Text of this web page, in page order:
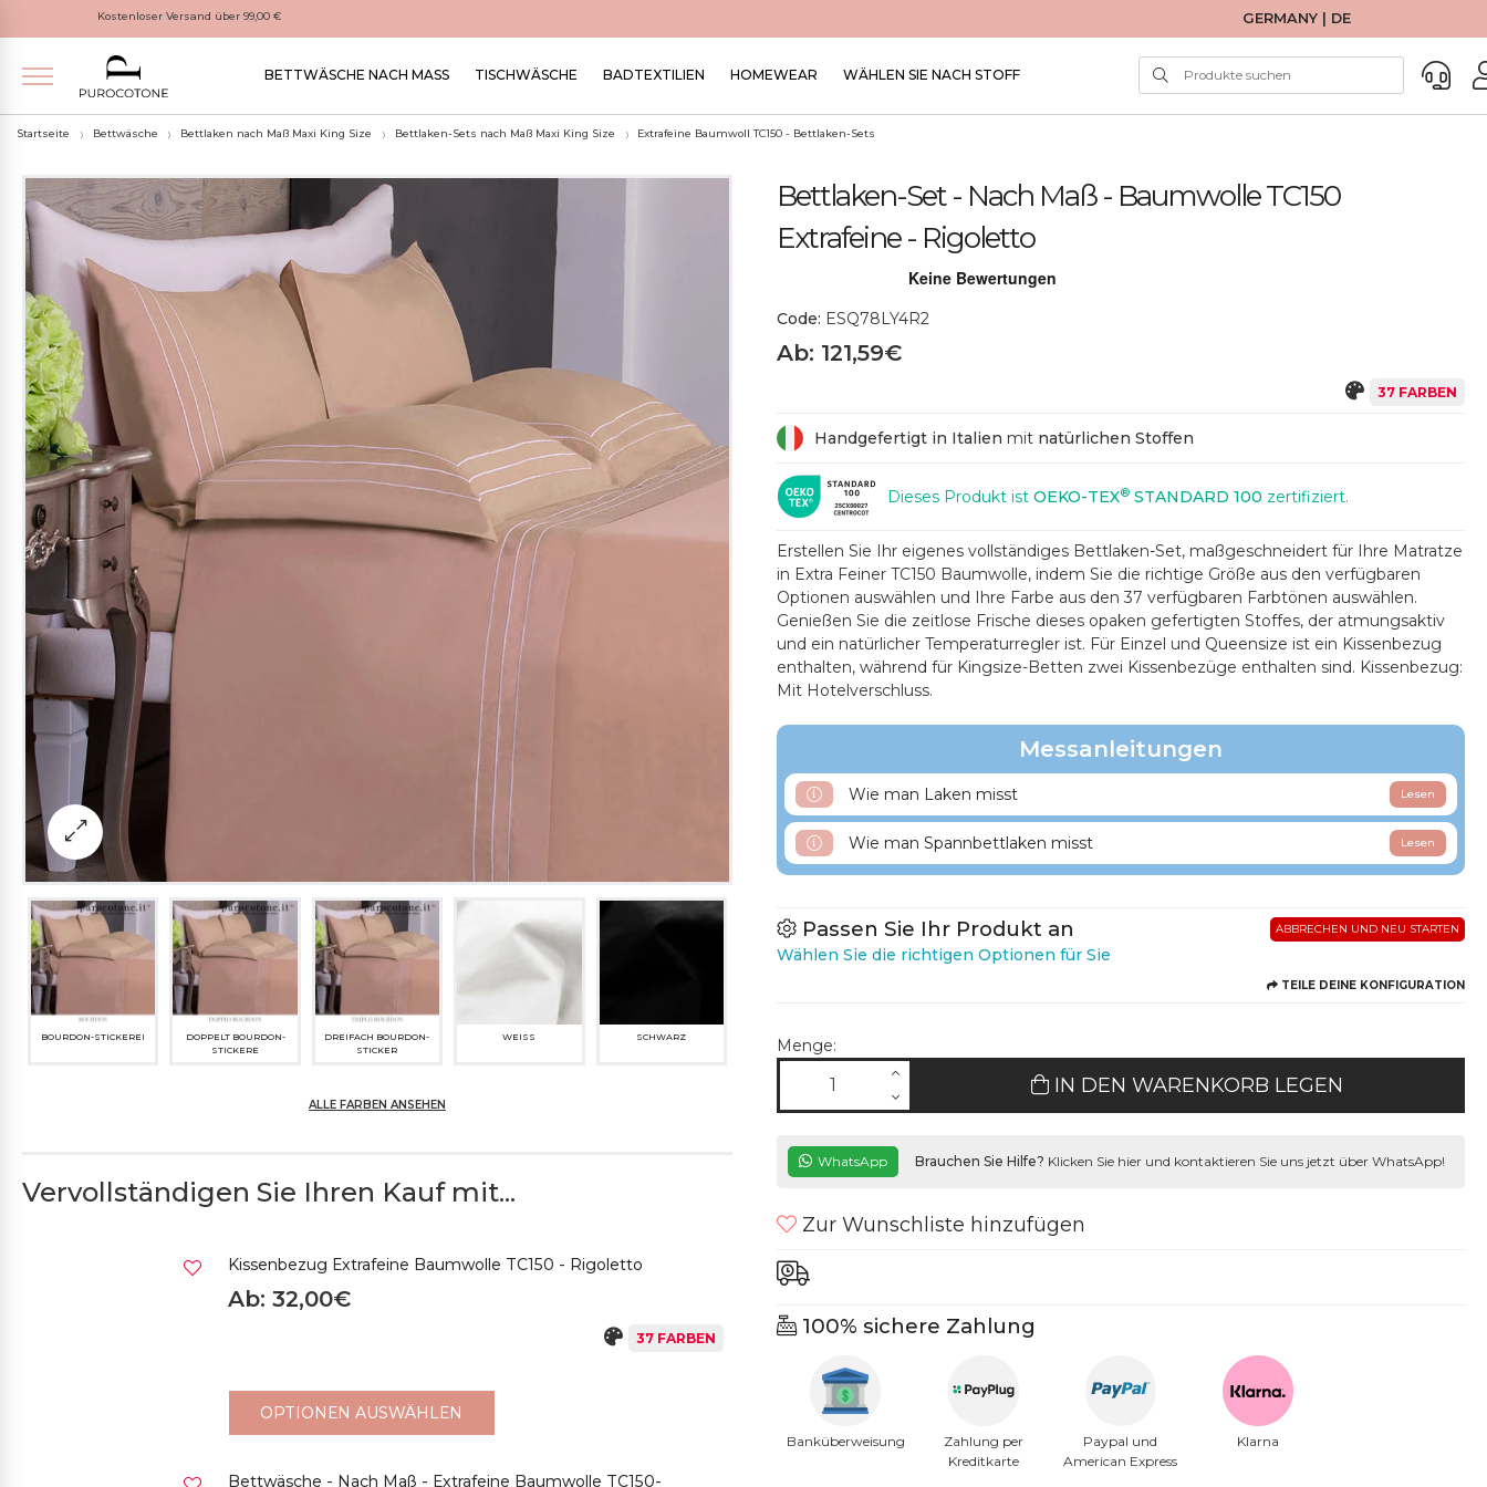
Kostenloser Versand über 99,00 € GERMANY | DE
BETTWÄSCHE NACH MASS TISCHWÄSCHE BADTEXTILIEN HOMEWEAR WÄHLEN SIE NACH STOFF
Startseite Bettwäsche Bettlaken nach Maß Maxi King Size Bettlaken-Sets nach Maß Maxi King Size Extrafeine Baumwoll TC150 - Bettlaken-Sets
BOURDON-STICKEREI
DOPPELT BOURDON-
STICKERE
DREIFACH BOURDON-
STICKER
WEISS SCHWARZ
ALLE FARBEN ANSEHEN
Vervollständigen Sie Ihren Kauf mit...
Kissenbezug Extrafeine Baumwolle TC150 - Rigoletto
Ab: 32,00€
37 FARBEN
OPTIONEN AUSWÄHLEN
Bettwäsche - Nach Maß - Extrafeine Baumwolle TC150-
Bettlaken-Set - Nach Maß - Baumwolle TC150
Extrafeine - Rigoletto
Code: ESQ78LY4R2
Ab: 121,59€
37 FARBEN
Handgefertigt in Italien mit natürlichen Stoffen
Dieses Produkt ist OEKO-TEX® STANDARD 100 zertifiziert.
Erstellen Sie Ihr eigenes vollständiges Bettlaken-Set, maßgeschneidert für Ihre Matratze
in Extra Feiner TC150 Baumwolle, indem Sie die richtige Größe aus den verfügbaren
Optionen auswählen und Ihre Farbe aus den 37 verfügbaren Farbtönen auswählen.
Genießen Sie die zeitlose Frische dieses opaken gefertigten Stoffes, der atmungsaktiv
und ein natürlicher Temperaturregler ist. Für Einzel und Queensize ist ein Kissenbezug
enthalten, während für Kingsize-Betten zwei Kissenbezüge enthalten sind. Kissenbezug:
Mit Hotelverschluss.
Messanleitungen
Wie man Laken misst Lesen
Wie man Spannbettlaken misst Lesen
Passen Sie Ihr Produkt an
Wählen Sie die richtigen Optionen für Sie
ABBRECHEN UND NEU STARTEN
TEILE DEINE KONFIGURATION
Menge:
IN DEN WARENKORB LEGEN
WhatsApp Brauchen Sie Hilfe? Klicken Sie hier und kontaktieren Sie uns jetzt über WhatsApp!
Zur Wunschliste hinzufügen
100% sichere Zahlung
Banküberweisung
Zahlung per
Kreditkarte
Paypal und
American Express
Klarna